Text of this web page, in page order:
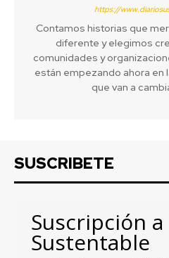
https://
Contamos historias que
diferente y elegimos
comunidades y
están empezando ahora en
que van a
SUSCRIBETE
Suscripción
Sustentable